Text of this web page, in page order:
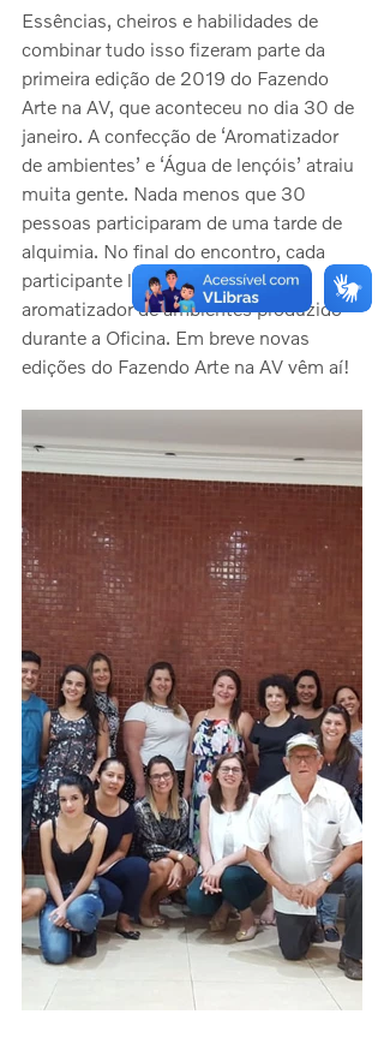
Essências, cheiros e habilidades de
combinar tudo isso fizeram parte da
primeira edição de 2019 do Fazendo
Arte na AV, que aconteceu no dia 30 de
janeiro. A confecção de ‘Aromatizador
de ambientes’ e ‘Água de lençóis’ atraiu
muita gente. Nada menos que 30
pessoas participaram de uma tarde de
alquimia. No final do encontro, cada
participante levou para casa o
aromatizador de ambientes produzido
durante a Oficina. Em breve novas
edições do Fazendo Arte na AV vêm aí!